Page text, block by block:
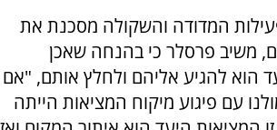
המדודה והשקולה מסכנת את
משיב פרסלר כי בהנחה שאכן
הוא להגיע אליהם ולחלץ אותם, "אם
עם פיגוע מיקוח המציאות הייתה